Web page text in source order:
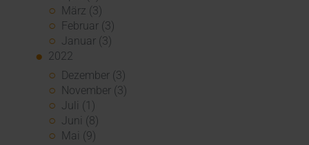
März (3)
Februar (3)
Januar (3)
2022
Dezember (3)
November (3)
Juli (1)
Juni (8)
Mai (9)